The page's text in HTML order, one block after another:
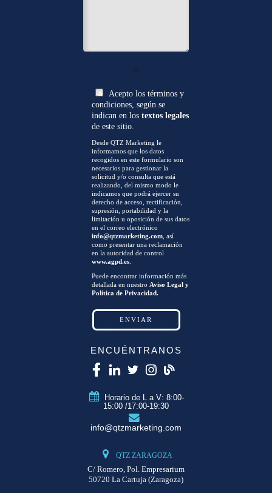
0
Acepto los términos y
condiciones, según se
indican en los textos legales
de este sitio.
Desde QTZ Marketing le
informamos que los datos
recogidos en este formulario son
necesarios para gestionar la
solicitud y/o consulta que está
realizando, del mismo modo le
indicamos que podrá ejercer su
derecho de acceso, rectificación,
supresión, portabilidad y la
limitación u oposición de sus datos
en el correo electrónico
info@qtzmarketing.com, así
como presentar una reclamación
en la autoridad de control
www.agpd.es.
Puede encontrar información más
detallada en nuestro Aviso Legal y
Política de Privacidad.
ENCUÉNTRANOS
Horario de L a V: 8:00-
15:00 /17:00-19:30
info@qtzmarketing.com
QTZ ZARAGOZA
C/ Romero, Pol. Empresarium
50720 La Cartuja (Zaragoza)